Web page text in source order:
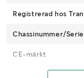
Registrerad hos
Chassinummer/
CE-märkt